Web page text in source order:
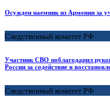
Осужден наемник из Армении за
Следственный комитет РФ
Участник СВО поблагодарил
России за содействие в
Следственный комитет РФ